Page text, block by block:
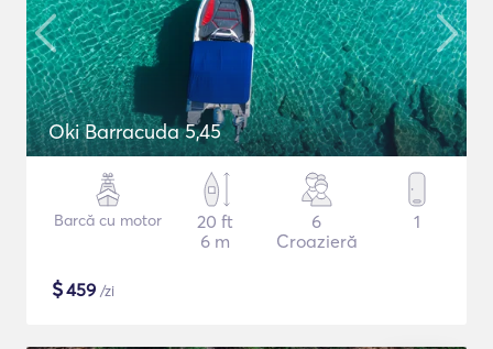
Oki Barracuda 5,45
Barcă cu motor
20 ft
6 m
6
Croazieră
1
$459 /zi